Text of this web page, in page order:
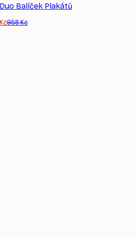
Balíček Plakátů
958 Kč